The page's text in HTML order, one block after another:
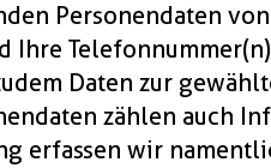
Personendaten
Ihre
Daten zur
zählen auch
erfassen wir